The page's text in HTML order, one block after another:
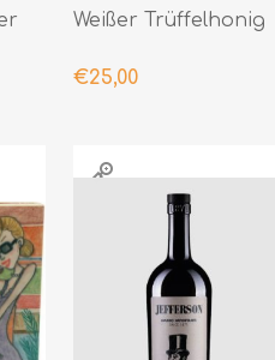
Weißer Trüffelhonig
€25,00